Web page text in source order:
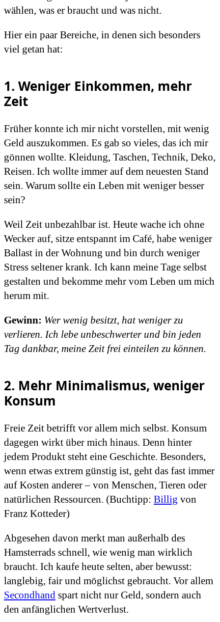
wählen, was er braucht und was nicht.
Hier ein paar Bereiche, in denen sich besonders
viel getan hat:
1. Weniger Einkommen, mehr
Zeit
Früher konnte ich mir nicht vorstellen, mit wenig
Geld auszukommen. Es gab so vieles, das ich mir
gönnen wollte. Kleidung, Taschen, Technik, Deko,
Reisen. Ich wollte immer auf dem neuesten Stand
sein. Warum sollte ein Leben mit weniger besser
sein?
Weil Zeit unbezahlbar ist. Heute wache ich ohne
Wecker auf, sitze entspannt im Café, habe weniger
Ballast in der Wohnung und bin durch weniger
Stress seltener krank. Ich kann meine Tage selbst
gestalten und bekomme mehr vom Leben um mich
herum mit.
Gewinn: Wer wenig besitzt, hat weniger zu
verlieren. Ich lebe unbeschwerter und bin jeden
Tag dankbar, meine Zeit frei einteilen zu können.
2. Mehr Minimalismus, weniger
Konsum
Freie Zeit betrifft vor allem mich selbst. Konsum
dagegen wirkt über mich hinaus. Denn hinter
jedem Produkt steht eine Geschichte. Besonders,
wenn etwas extrem günstig ist, geht das fast immer
auf Kosten anderer – von Menschen, Tieren oder
natürlichen Ressourcen. (Buchtipp: Billig von
Franz Kotteder)
Abgesehen davon merkt man außerhalb des
Hamsterrads schnell, wie wenig man wirklich
braucht. Ich kaufe heute selten, aber bewusst:
langlebig, fair und möglichst gebraucht. Vor allem
Secondhand spart nicht nur Geld, sondern auch
den anfänglichen Wertverlust.